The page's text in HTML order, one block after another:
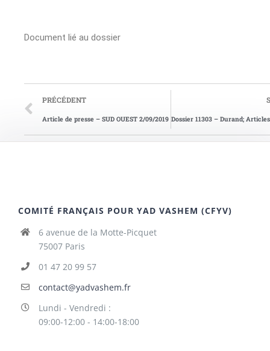
Document lié au dossier
PRÉCÉDENT
Article de presse – SUD OUEST 2/09/2019
COMITÉ FRANÇAIS POUR YAD VASHEM (CFYV)
6 avenue de la Motte-Picquet
75007 Paris
01 47 20 99 57
contact@yadvashem.fr
Lundi - Vendredi :
09:00-12:00 - 14:00-18:00